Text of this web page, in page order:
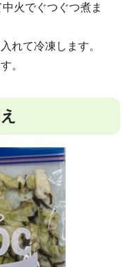
火でぐつぐつ煮ま
れて冷凍します。
。